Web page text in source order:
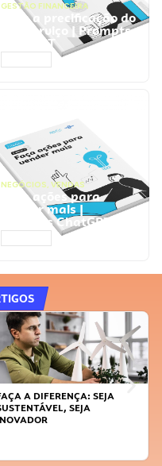
GESTÃO FINANCEIRA
Faça a precificação do
seu serviço | Prompts
ChatGPT
NEGÓCIOS, VENDAS
Faça ações para
vender mais |
Prompts ChatGPT
A DIFERENÇA: SEJA
SEJA